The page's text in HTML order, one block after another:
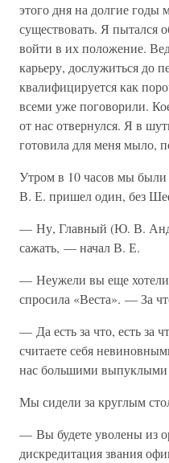
этого дня на долгие годы
существовать. Я пытался
войти в их положение.
карьеру, дослужиться до
квалифицируется как
всеми уже поговорили.
от нас отвернулся. Я в
готовила для меня мыло,
Утром в 10 часов мы были
В. Е. пришел один, без
— Ну, Главный (Ю. В.
сажать, — начал В. Е.
— Неужели вы еще
спросила «Веста». — За
— Да есть за что, есть за
считаете себя
нас большими выпуклыми
Мы сидели за круглым
— Вы будете уволены из
дискредитация звания